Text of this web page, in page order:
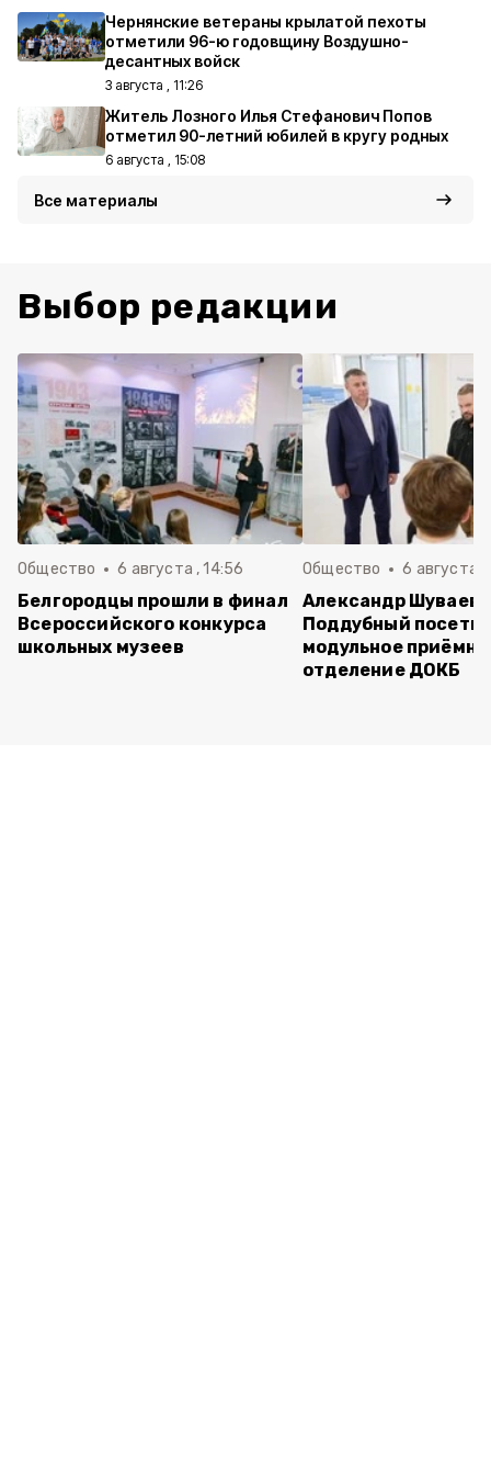
Чернянские ветераны крылатой пехоты
отметили 96-ю годовщину Воздушно-
десантных войск
3 августа , 11:26
Житель Лозного Илья Стефанович Попов
отметил 90-летний юбилей в кругу родных
6 августа , 15:08
Все материалы
Выбор редакции
Общество 6 августа , 14:56
Белгородцы прошли в финал
Всероссийского конкурса
школьных музеев
Общество 6 августа ,
Александр Шуваев
Поддубный
модульное
отделение ДОКБ